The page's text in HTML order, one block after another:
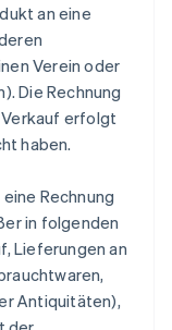
an eine
Verein oder
Die Rechnung
erfolgt
haben.
Rechnung
in folgenden
Lieferungen an
Antiquitäten),